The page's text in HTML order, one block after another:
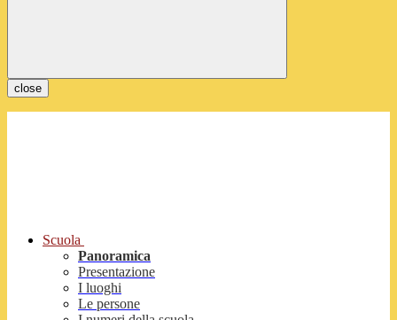
close
Scuola
Panoramica
Presentazione
I luoghi
Le persone